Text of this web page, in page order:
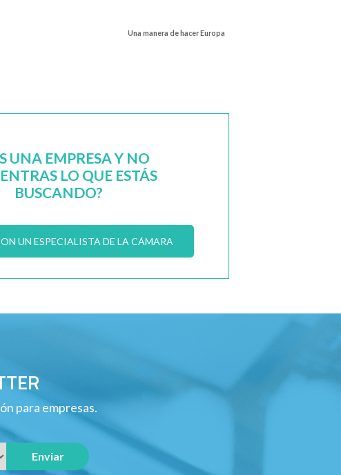
Una manera de hacer Europa
UNA EMPRESA Y NO
LO QUE ESTÁS
BUSCANDO?
UN ESPECIALISTA DE LA CÁMARA
para empresas.